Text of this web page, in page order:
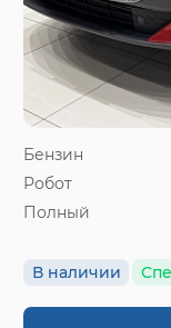
Бензин
Робот
Полный
В наличии